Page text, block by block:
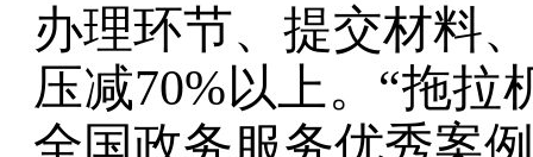
办理环节、提交材料
压减70%以上。 “拖拉
全国政务服务优秀案